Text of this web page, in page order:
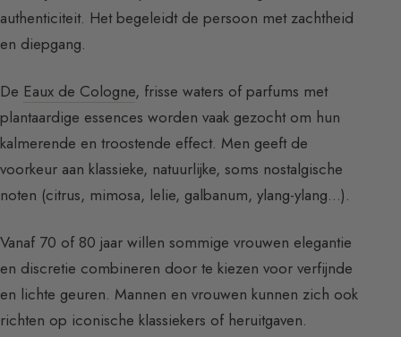
authenticiteit. Het begeleidt de persoon met zachtheid
en diepgang.
De Eaux de Cologne, frisse waters of parfums met
plantaardige essences worden vaak gezocht om hun
kalmerende en troostende effect. Men geeft de
voorkeur aan klassieke, natuurlijke, soms nostalgische
noten (citrus, mimosa, lelie, galbanum, ylang-ylang…).
Vanaf 70 of 80 jaar willen sommige vrouwen elegantie
en discretie combineren door te kiezen voor verfijnde
en lichte geuren. Mannen en vrouwen kunnen zich ook
richten op iconische klassiekers of heruitgaven.